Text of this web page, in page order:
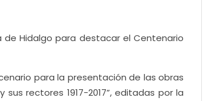
de Hidalgo para destacar el Centenario
para la presentación de las obras
sus rectores 1917-2017”, editadas por la